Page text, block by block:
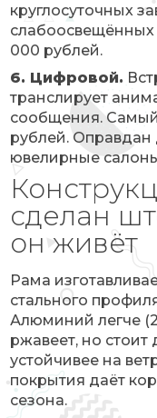
круглосуточных
слабоосвещённых
000 рублей.
6. Цифровой.
транслирует
сообщения.
рублей. Оправдан
ювелирные
сделан
он живёт
Рама
стального
Алюминий легче
ржавеет, но
устойчивее на
покрытия даёт
сезона.